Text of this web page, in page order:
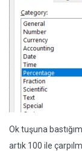
Ok tuşuna
artık 100 ile